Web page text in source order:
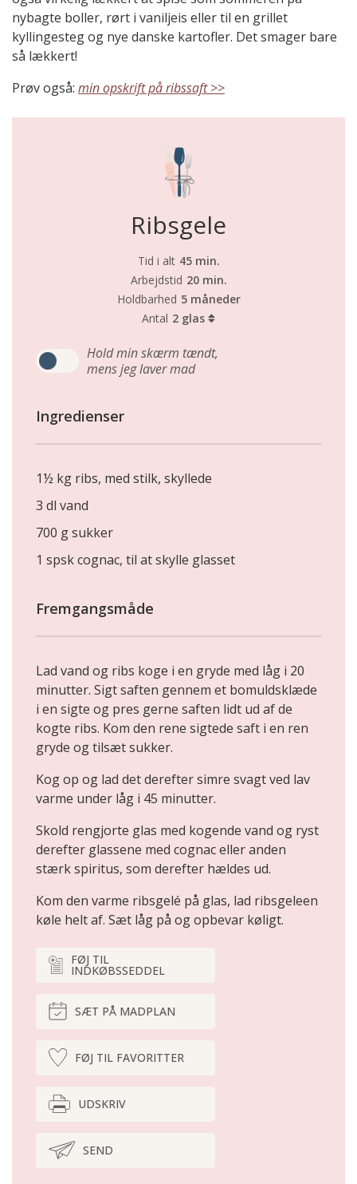
nybagte boller, rørt i vaniljeis eller til en grillet
kyllingesteg og nye danske kartofler. Det smager bare
så lækkert!
Prøv også: min opskrift på ribssaft >>
Ribsgele
Tid i alt 45 min.
Arbejdstid 20 min.
Holdbarhed 5 måneder
Antal 2 glas
Hold min skærm tændt,
mens jeg laver mad
Ingredienser
1½ kg ribs, med stilk, skyllede
3 dl vand
700 g sukker
1 spsk cognac, til at skylle glasset
Fremgangsmåde
Lad vand og ribs koge i en gryde med låg i 20
minutter. Sigt saften gennem et bomuldsklæde
i en sigte og pres gerne saften lidt ud af de
kogte ribs. Kom den rene sigtede saft i en ren
gryde og tilsæt sukker.
Kog op og lad det derefter simre svagt ved lav
varme under låg i 45 minutter.
Skold rengjorte glas med kogende vand og ryst
derefter glassene med cognac eller anden
stærk spiritus, som derefter hældes ud.
Kom den varme ribsgelé på glas, lad ribsgeleen
køle helt af. Sæt låg på og opbevar køligt.
FØJ TIL
INDKØBSSEDDEL
SÆT PÅ MADPLAN
FØJ TIL FAVORITTER
UDSKRIV
SEND